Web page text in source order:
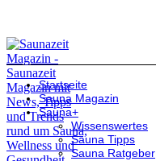
Startseite
Sauna Magazin
Sauna+
Wissenswertes
Sauna Tipps
Sauna Ratgeber